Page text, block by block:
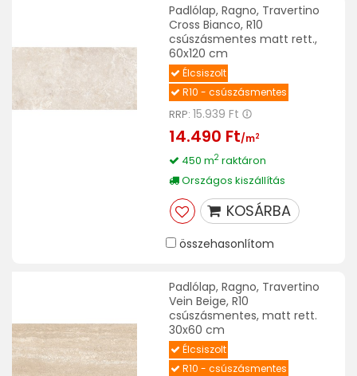
Padlólap, Ragno, Travertino
Cross Bianco, R10
csúszásmentes matt rett.,
60x120 cm
Élcsiszolt
R10 - csúszásmentes
RRP: 15.939 Ft
14.490 Ft/m2
450 m2raktáron
Országos kiszállítás
KOSÁRBA
összehasonlítom
Padlólap, Ragno, Travertino
Vein Beige, R10
csúszásmentes, matt rett.
30x60 cm
Élcsiszolt
R10 - csúszásmentes